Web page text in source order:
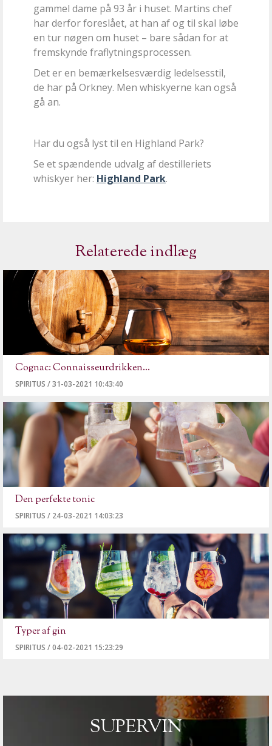
gammel dame på 93 år i huset. Martins chef
har derfor foreslået, at han af og til skal løbe
en tur nøgen om huset – bare sådan for at
fremskynde fraflytningsprocessen.
Det er en bemærkelsesværdig ledelsesstil,
de har på Orkney. Men whiskyerne kan også
gå an.
Har du også lyst til en Highland Park?
Se et spændende udvalg af destilleriets
whiskyer her: Highland Park.
Relaterede indlæg
Cognac: Connaisseurdrikken...
SPIRITUS /31-03-2021 10:43:40
Den perfekte tonic
SPIRITUS / 24-03-2021 14:03:23
Typer af gin
SPIRITUS /04-02-2021 15:23:29
SUPERVIN